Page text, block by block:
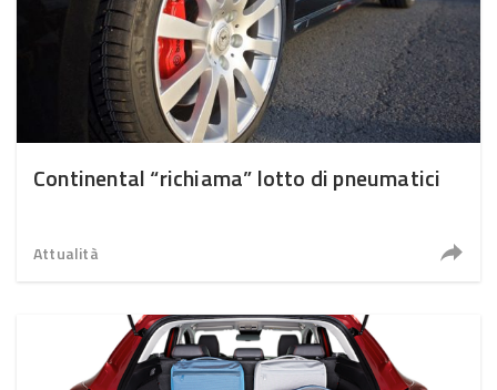
Continental “richiama” lotto di pneumatici
Attualità